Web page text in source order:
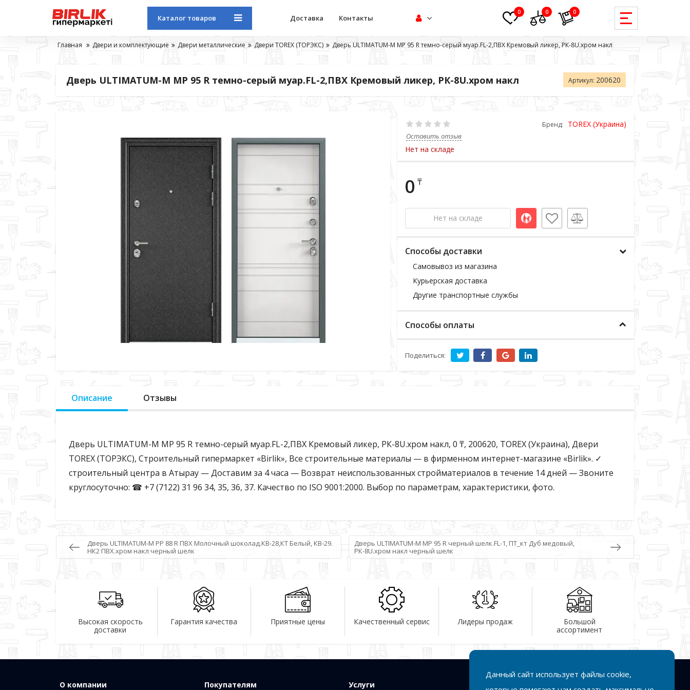
Каталог товаров Доставка Контакты
0 0 0
Главная Двери и комплектующие Двери металлические Двери TOREX (ТОРЭКС) Дверь ULTIMATUM-М МР 95 R темно-серый муар.FL-2,ПВХ Кремовый ликер, РК-8U.хром накл
Дверь ULTIMATUM-М МР 95 R темно-серый муар.FL-2,ПВХ Кремовый ликер, РК-8U.хром накл Артикул: 200620
Бренд: TOREX (Украина)
Оставить отзыв
Нет на складе
0 ₸
Нет на складе
Способы доставки
Самовывоз из магазина
Курьерская доставка
Другие транспортные службы
Способы оплаты
Поделиться:
Описание Отзывы
Дверь ULTIMATUM-М МР 95 R темно-серый муар.FL-2,ПВХ Кремовый ликер, РК-8U.хром накл, 0 ₸, 200620, TOREX (Украина), Двери
TOREX (ТОРЭКС), Строительный гипермаркет «Birlik», Все строительные материалы — в фирменном интернет-магазине «Birlik». ✓
строительный центра в Атырау — Доставим за 4 часа — Возврат неиспользованных стройматериалов в течение 14 дней — Звоните
круглосуточно: ☎ +7 (7122) 31 96 34, 35, 36, 37. Качество по ISO 9001:2000. Выбор по параметрам, характеристики, фото.
Дверь ULTIMATUM-М PP 88 R ПВХ Молочный шоколад.КВ-28,КТ Белый, КВ-29.
НК2 ПВХ.хром накл черный шелк
Дверь ULTIMATUM-М МР 95 R черный шелк.FL-1, ПТ_кт Дуб медовый,
РК-8U.хром накл черный шелк
Высокая скорость
доставки
Гарантия качества Приятные цены Качественный сервис Лидеры продаж
Большой
ассортимент
О компании Покупателям Услуги
Данный сайт использует файлы cookie,